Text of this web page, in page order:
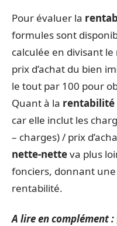
Pour évaluer la
formules sont
calculée en divisant
prix d’achat du bien
le tout par 100 pour
Quant à la rentabilité
car elle inclut les
– charges) / prix
nette-netteva plus
fonciers, donnant
rentabilité.
A lire en complément :